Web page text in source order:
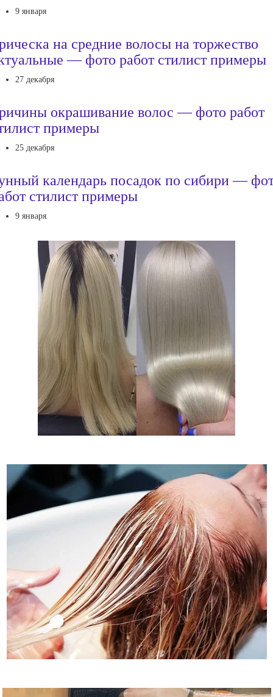
9 января
на средние волосы на торжество
— фото работ стилист примеры
27 декабря
окрашивание волос — фото работ
примеры
25 декабря
календарь посадок по сибири —
стилист примеры
9 января